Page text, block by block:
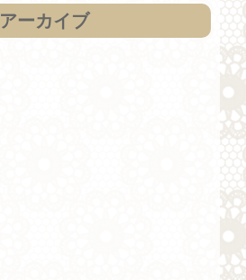
アーカイブ